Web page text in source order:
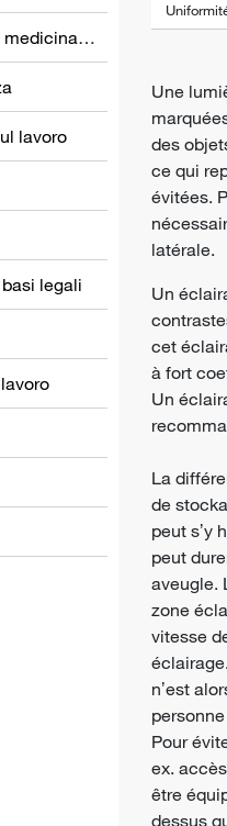
Prevenzione nel settore della medicina del lavoro
lavoro
legali
Une
des
ce qui
évitées.
latérale.
Un
cet
à fort
Un
La
de
peut sʼy
peut
aveugle.
zone
vitesse
nʼest
Pour
ex.
être
dessus